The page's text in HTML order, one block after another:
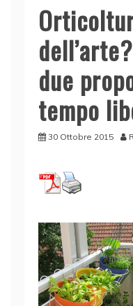
due
tempo
30 Ottobre 2015